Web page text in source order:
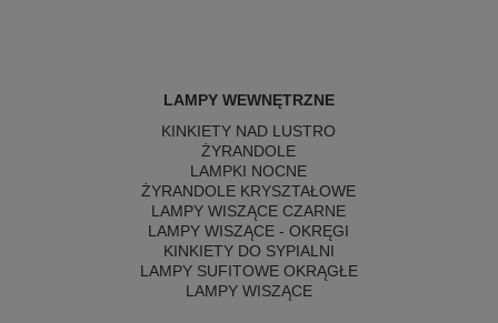
LAMPY WEWNĘTRZNE
KINKIETY NAD LUSTRO
ŻYRANDOLE
LAMPKI NOCNE
ŻYRANDOLE KRYSZTAŁOWE
LAMPY WISZĄCE CZARNE
LAMPY WISZĄCE - OKRĘGI
KINKIETY DO SYPIALNI
LAMPY SUFITOWE OKRĄGŁE
LAMPY WISZĄCE